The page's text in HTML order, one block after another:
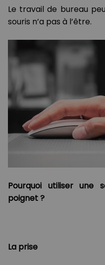
Le travail de bureau
souris n’a pas à l’être.
Pourquoi utiliser une
poignet ?
La prise